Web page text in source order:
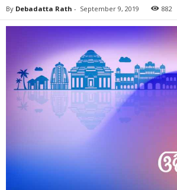
By Debadatta Rath - September 9, 2019 882